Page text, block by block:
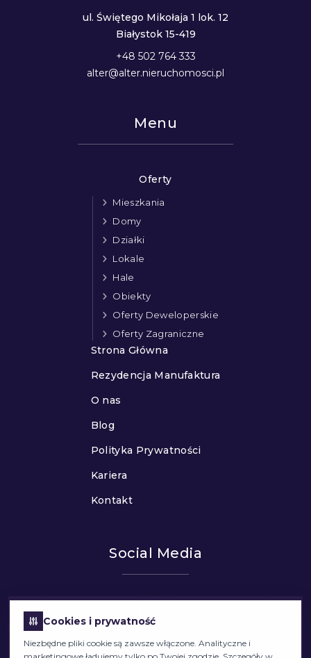
ul. Świętego Mikołaja 1 lok. 12
Białystok 15-419
+48 502 764 333
alter@alter.nieruchomosci.pl
Menu
Oferty
Mieszkania
Domy
Działki
Lokale
Hale
Obiekty
Oferty Deweloperskie
Oferty Zagraniczne
Strona Główna
Rezydencja Manufaktura
O nas
Blog
Polityka Prywatności
Kariera
Kontakt
Social Media
Cookies i prywatność
Niezbędne pliki cookie są zawsze włączone. Analityczne i